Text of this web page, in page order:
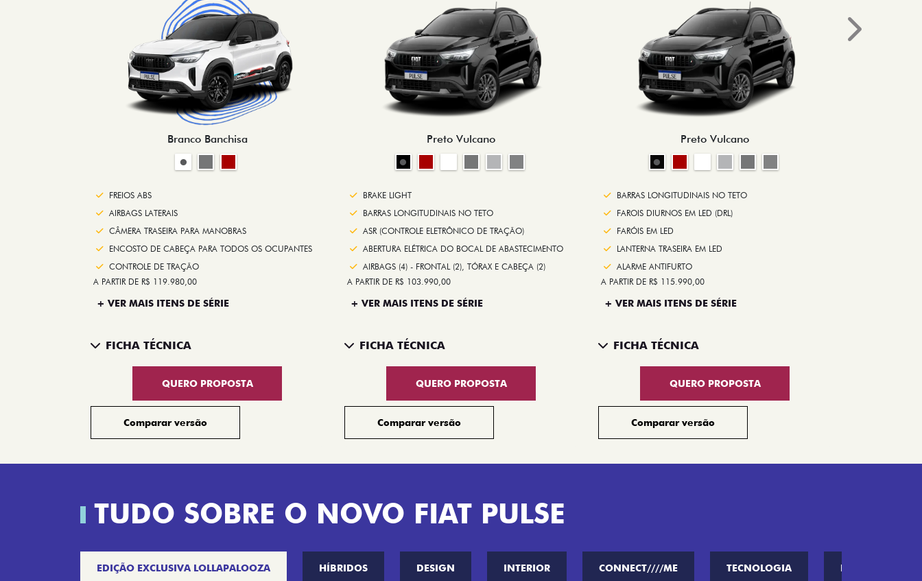
Branco Banchisa
FREIOS ABS
AIRBAGS LATERAIS
CÂMERA TRASEIRA PARA MANOBRAS
ENCOSTO DE CABEÇA PARA TODOS OS OCUPANTES
CONTROLE DE TRAÇÃO
A PARTIR DE R$ 119.980,00
+ VER MAIS ITENS DE SÉRIE
FICHA TÉCNICA
QUERO PROPOSTA
Comparar versão
Preto Vulcano
BRAKE LIGHT
BARRAS LONGITUDINAIS NO TETO
ASR (CONTROLE ELETRÔNICO DE TRAÇÃO)
ABERTURA ELÉTRICA DO BOCAL DE ABASTECIMENTO
AIRBAGS (4) - FRONTAL (2), TÓRAX E CABEÇA (2)
A PARTIR DE R$ 103.990,00
+ VER MAIS ITENS DE SÉRIE
FICHA TÉCNICA
QUERO PROPOSTA
Comparar versão
Preto Vulcano
BARRAS LONGITUDINAIS NO TETO
FAROIS DIURNOS EM LED (DRL)
FARÓIS EM LED
LANTERNA TRASEIRA EM LED
ALARME ANTIFURTO
A PARTIR DE R$ 115.990,00
+ VER MAIS ITENS DE SÉRIE
FICHA TÉCNICA
QUERO PROPOSTA
Comparar versão
Next
TUDO SOBRE O NOVO FIAT PULSE
EDIÇÃO EXCLUSIVA LOLLAPALOOZA HÍBRIDOS DESIGN INTERIOR CONNECT////ME TECNOLOGIA PERFORMANCE